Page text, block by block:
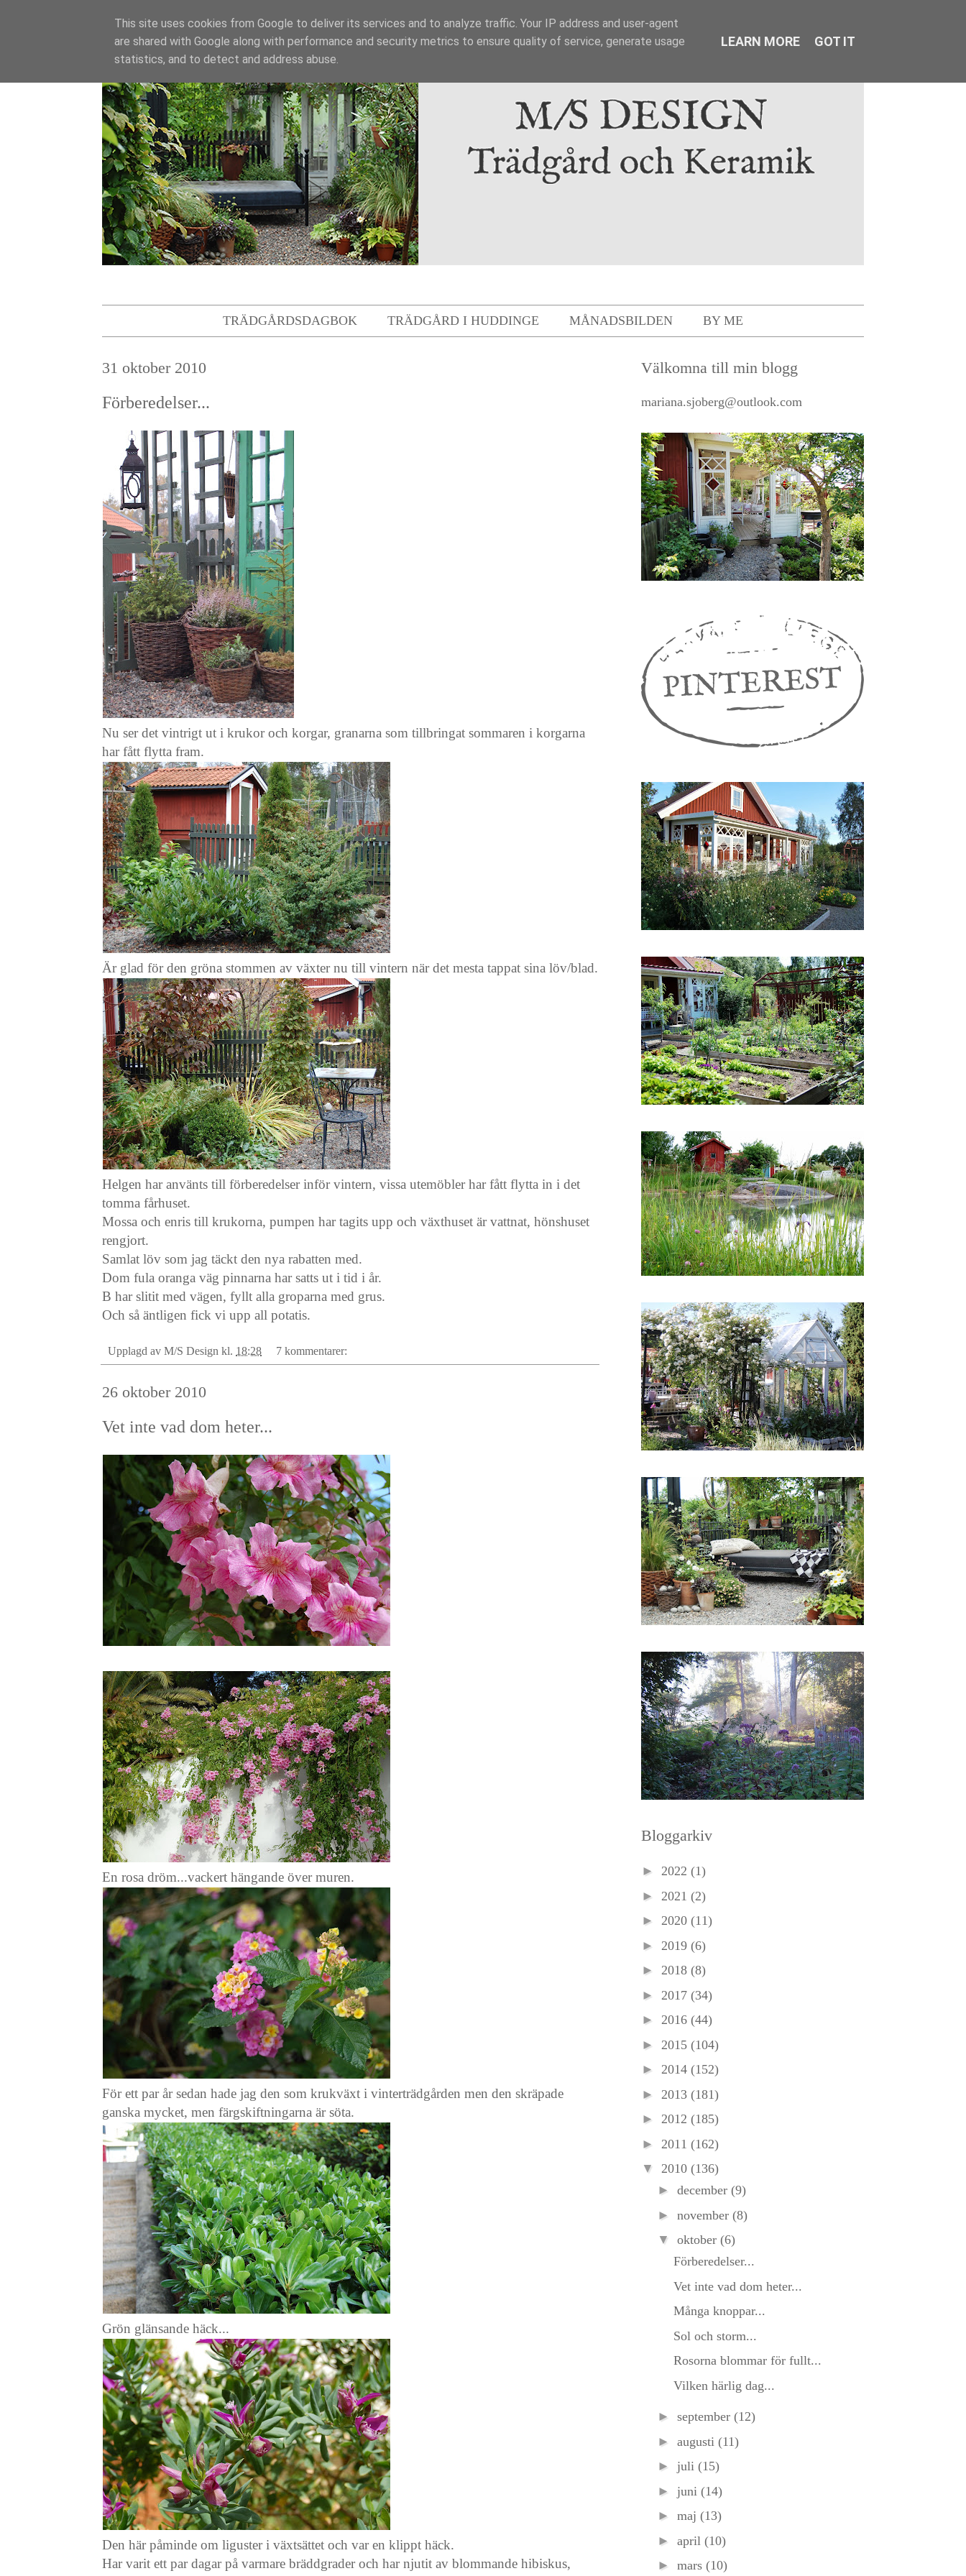
TRÄDGÅRDSDAGBOK TRÄDGÅRD I HUDDINGE MÅNADSBILDEN BY ME
31 oktober 2010
Förberedelser...
Nu ser det vintrigt ut i krukor och korgar, granarna som tillbringat sommaren i korgarna
har fått flytta fram.
Är glad för den gröna stommen av växter nu till vintern när det mesta tappat sina löv/blad.
Helgen har använts till förberedelser inför vintern, vissa utemöbler har fått flytta in i det
tomma fårhuset.
Mossa och enris till krukorna, pumpen har tagits upp och växthuset är vattnat, hönshuset
rengjort.
Samlat löv som jag täckt den nya rabatten med.
Dom fula oranga väg pinnarna har satts ut i tid i år.
B har slitit med vägen, fyllt alla groparna med grus.
Och så äntligen fick vi upp all potatis.
Upplagd av M/S Design kl. 18:28 7 kommentarer:
26 oktober 2010
Vet inte vad dom heter...
En rosa dröm...vackert hängande över muren.
För ett par år sedan hade jag den som krukväxt i vinterträdgården men den skräpade
ganska mycket, men färgskiftningarna är söta.
Grön glänsande häck...
Den här påminde om liguster i växtsättet och var en klippt häck.
Har varit ett par dagar på varmare bräddgrader och har njutit av blommande hibiskus,
Välkomna till min blogg
mariana.sjoberg@outlook.com
Bloggarkiv
► 2022 (1)
► 2021 (2)
► 2020 (11)
► 2019 (6)
► 2018 (8)
► 2017 (34)
► 2016 (44)
► 2015 (104)
► 2014 (152)
► 2013 (181)
► 2012 (185)
► 2011 (162)
▼ 2010 (136)
► december (9)
► november (8)
▼ oktober (6)
Förberedelser...
Vet inte vad dom heter...
Många knoppar...
Sol och storm...
Rosorna blommar för fullt...
Vilken härlig dag...
► september (12)
► augusti (11)
► juli (15)
► juni (14)
► maj (13)
► april (10)
► mars (10)
This site uses cookies from Google to deliver its services and to analyze traffic. Your IP address and user-agent
are shared with Google along with performance and security metrics to ensure quality of service, generate usage
statistics, and to detect and address abuse.
LEARN MORE GOT IT